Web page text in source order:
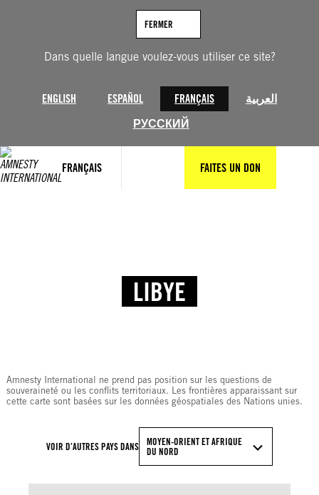
Dans quelle langue voulez-vous utiliser ce site?
ENGLISH ESPAÑOL FRANÇAIS
العربية
РУССКИЙ
FERMER
FRANÇAIS FAITES UN DON
LIBYE
Amnesty International ne prend pas position sur les questions de
souveraineté ou les conflits territoriaux. Les frontières apparaissant sur
cette carte sont basées sur les données géospatiales des Nations unies.
VOIR D’AUTRES PAYS DANS
MOYEN-ORIENT ET AFRIQUE
DU NORD